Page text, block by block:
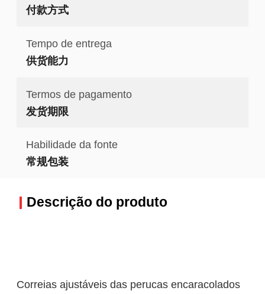
付款方式
Tempo de entrega
供货能力
Termos de pagamento
发货期限
Habilidade da fonte
常规包装
Descrição do produto
Correias ajustáveis das perucas encaracolados